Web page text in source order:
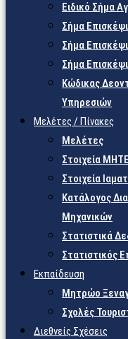
Ειδικό Σήμα
Σήμα
Σήμα
Σήμα
Κώδικας
Υπηρεσιών
Μελέτες / Πίνακες
Μελέτες
Στοιχεία ΜΗΤΕ
Στοιχεία
Κατάλογος
Μηχανικών
Στατιστικά
Στατιστικός
Εκπαίδευση
Μητρώο
Σχολές
Διεθνείς Σχέσεις